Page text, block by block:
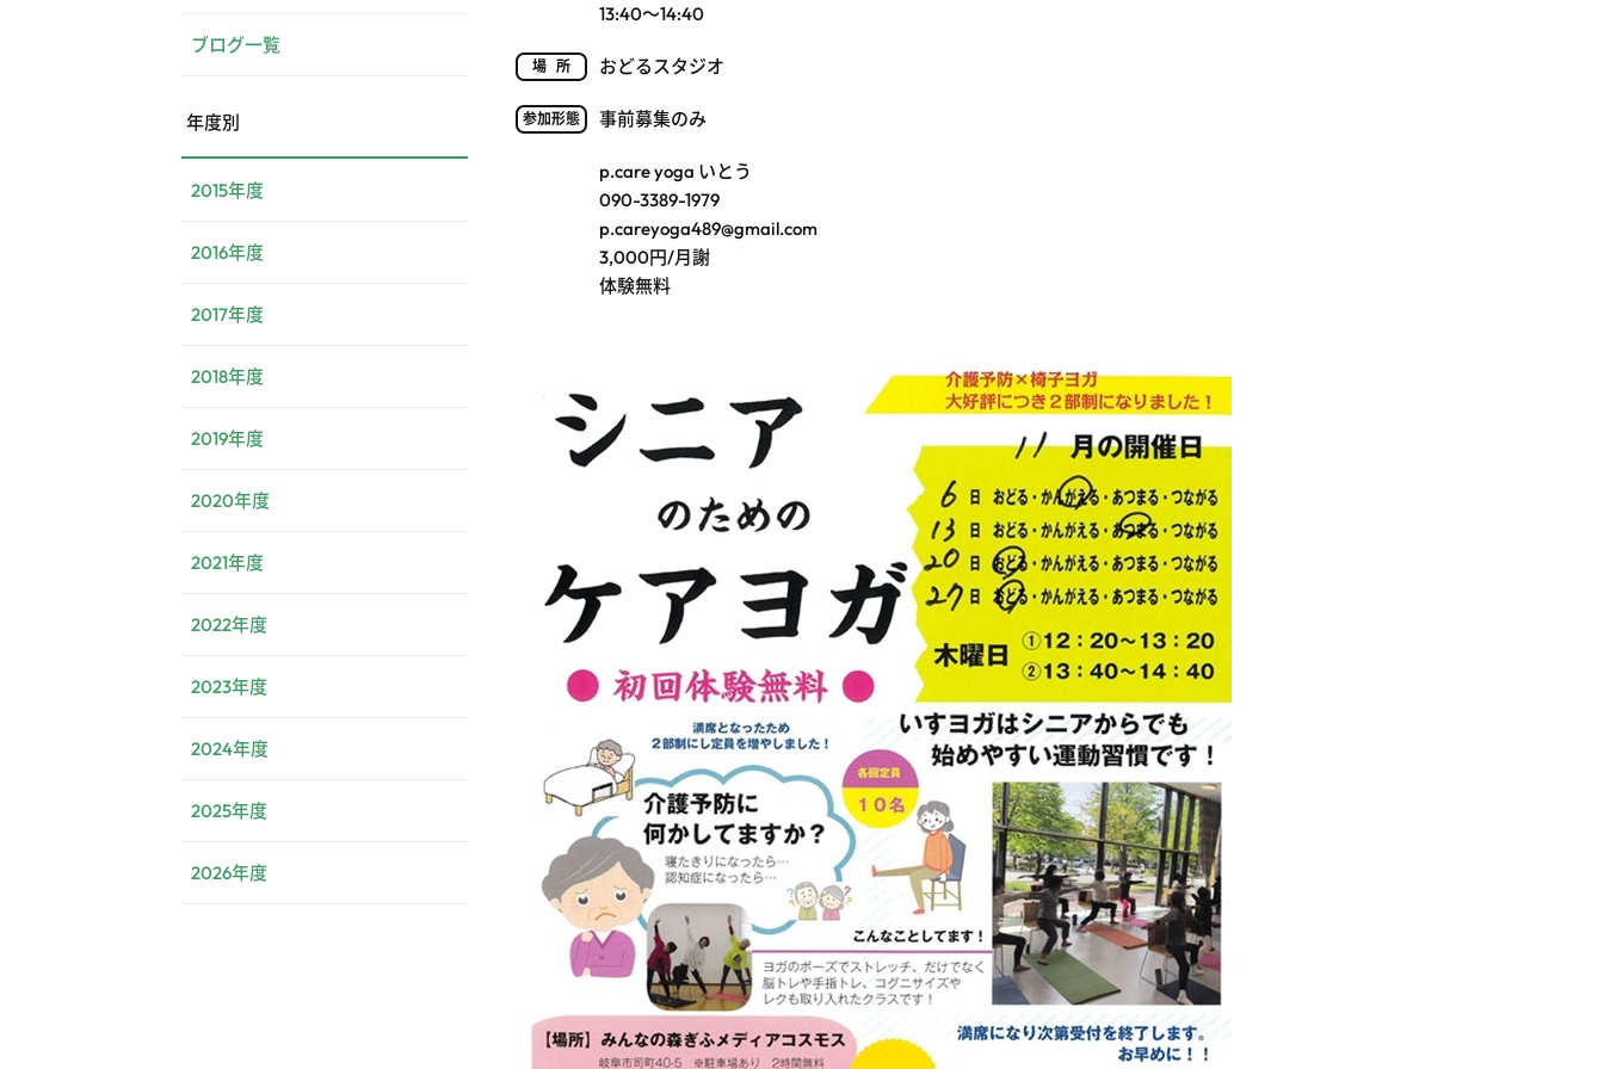
13:40～14:40
場所 おどるスタジオ
参加形態 事前募集のみ
p.care yoga いとう
090-3389-1979
p.careyoga489@gmail.com
3,000円/月謝
体験無料
ブログ一覧
年度別
2015年度
2016年度
2017年度
2018年度
2019年度
2020年度
2021年度
2022年度
2023年度
2024年度
2025年度
2026年度